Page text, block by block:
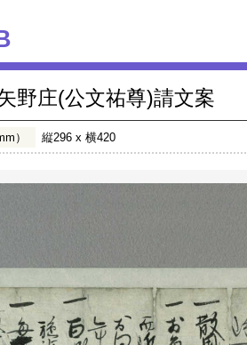
野庄(公文祐尊)請文案
） 縦296 x 横420